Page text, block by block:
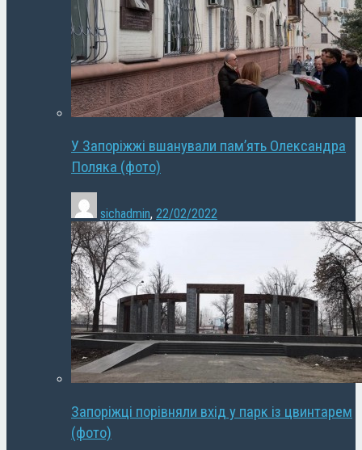
У Запоріжжі вшанували пам’ять Олександра
Поляка (фото)
sichadmin, 22/02/2022
Запоріжці порівняли вхід у парк із цвинтарем
(фото)